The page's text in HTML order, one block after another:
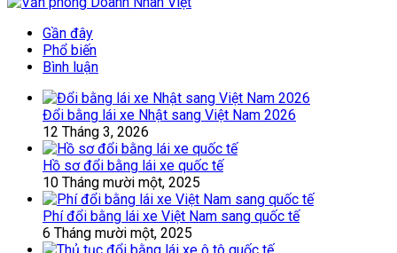
Gần đây
Phổ biến
Bình luận
Đổi bằng lái xe Nhật sang Việt Nam 2026
12 Tháng 3, 2026
Hồ sơ đổi bằng lái xe quốc tế
10 Tháng mười một, 2025
Phí đổi bằng lái xe Việt Nam sang quốc tế
6 Tháng mười một, 2025